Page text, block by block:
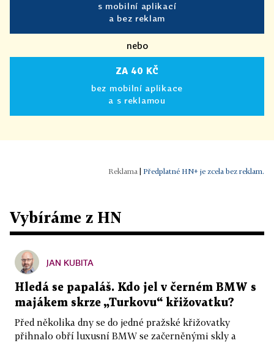
s mobilní aplikací
a bez reklam
nebo
ZA 40 KČ
bez mobilní aplikace
a s reklamou
Předplatné HN+ je zcela bez reklam.
Vybíráme z HN
JAN KUBITA
Hledá se papaláš. Kdo jel v černém BMW s
majákem skrze „Turkovu“ křižovatku?
Před několika dny se do jedné pražské křižovatky
přihnalo obří luxusní BMW se začerněnými skly a